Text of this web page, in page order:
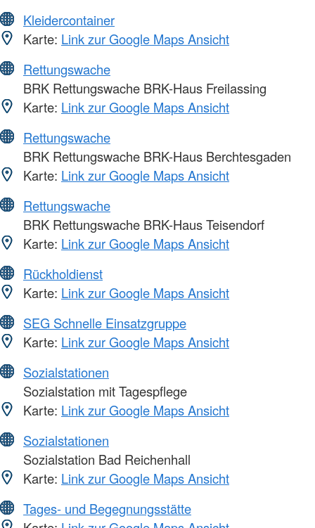
Kleidercontainer
Karte: Link zur Google Maps Ansicht
Rettungswache
BRK Rettungswache BRK-Haus Freilassing
Karte: Link zur Google Maps Ansicht
Rettungswache
BRK Rettungswache BRK-Haus Berchtesgaden
Karte: Link zur Google Maps Ansicht
Rettungswache
BRK Rettungswache BRK-Haus Teisendorf
Karte: Link zur Google Maps Ansicht
Rückholdienst
Karte: Link zur Google Maps Ansicht
SEG Schnelle Einsatzgruppe
Karte: Link zur Google Maps Ansicht
Sozialstationen
Sozialstation mit Tagespflege
Karte: Link zur Google Maps Ansicht
Sozialstationen
Sozialstation Bad Reichenhall
Karte: Link zur Google Maps Ansicht
Tages- und Begegnungsstätte